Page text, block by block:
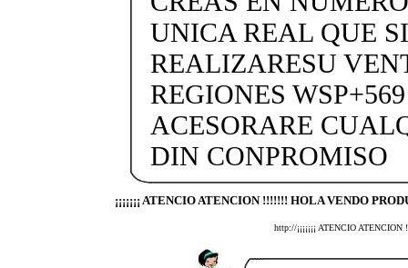
UNICA REAL QUE
REALIZARESU
REGIONES
ACESORARE
DIN CONPROMISO
¡¡¡¡¡¡¡ ATENCIO ATENCION !!!!!!! HOLA VENDO
http://¡¡¡¡¡¡¡ ATENCIO